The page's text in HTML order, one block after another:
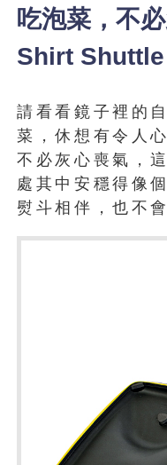
吃泡菜，不
Shirt Shuttle
請看看鏡子裡的
菜，休想有令人
不必灰心喪氣，
處其中安穩得像
熨斗相伴，也不